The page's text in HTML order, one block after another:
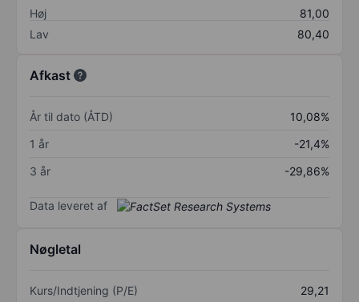
Høj
81,00
Lav
80,40
Afkast
År til dato (ÅTD)
10,08%
1 år
-21,4%
3 år
-29,86%
Data leveret af
Nøgletal
Kurs/Indtjening (P/E)
29,21